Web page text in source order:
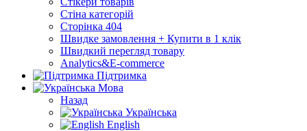
Стіна категорій
Сторінка 404
Швидке замовлення + Купити в 1 клік
Швидкий перегляд товару
Analytics&E-commerce
Підтримка
Мова
Назад
Українська
English